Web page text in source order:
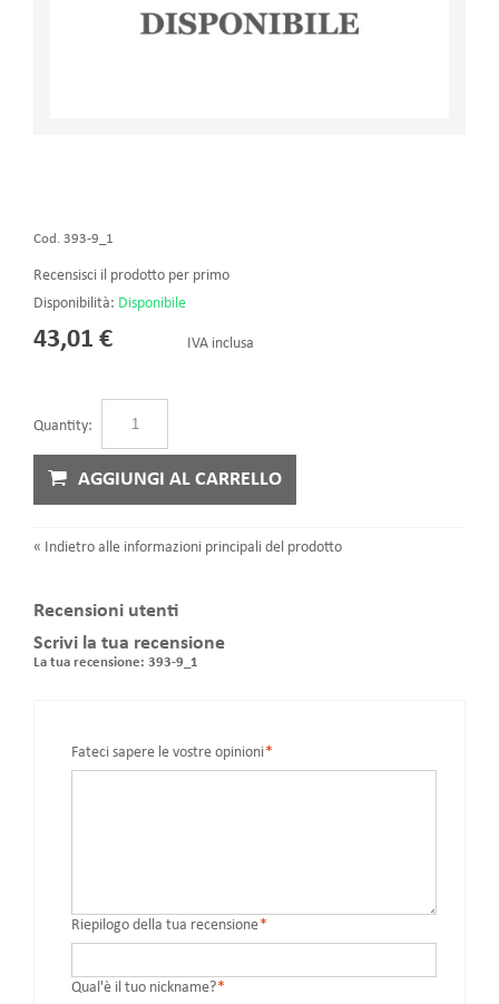
Cod. 393-9_1
Recensisci il prodotto per primo
Disponibilità: Disponibile
43,01 € IVA inclusa
Quantity:
AGGIUNGI AL CARRELLO
« Indietro alle informazioni principali del prodotto
Recensioni utenti
Scrivi la tua recensione
La tua recensione: 393-9_1
*
Fateci sapere le vostre opinioni
*
Riepilogo della tua recensione
*
Qual'è il tuo nickname?